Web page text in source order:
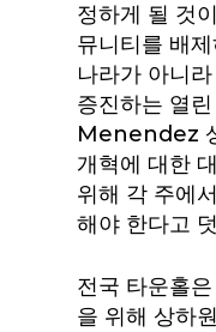
정하게 될 것
뮤니티를 배
나라가 아니
증진하는 열
Menendez
개혁에 대한
위해 각 주에
해야 한다고
전국 타운홀
을 위해 상하